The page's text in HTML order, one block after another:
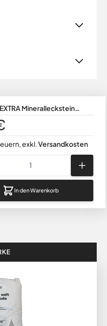
gepresst 10 kg
,exkl.Versandkosten
In den Warenkorb